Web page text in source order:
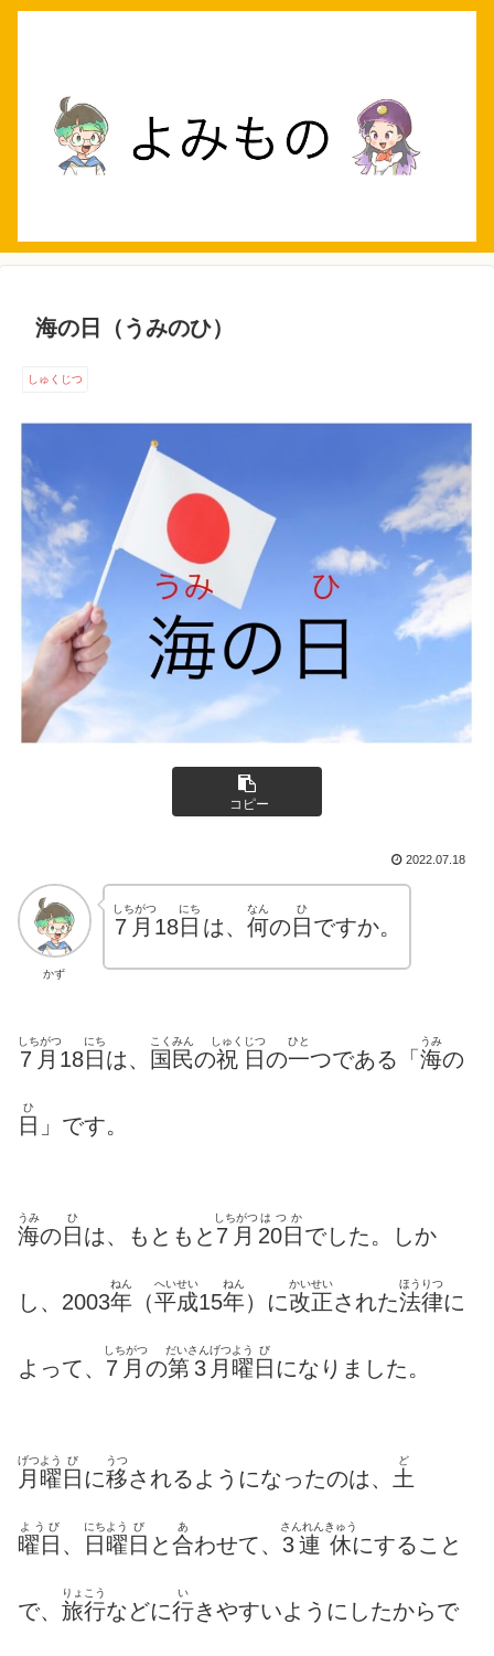
海の日（うみのひ）
しゅくじつ
コピー
2022.07.18
かず
7月
しちがつ
18日
にち
は、 何
なん
の 日
ひ
ですか。
7月
しちがつ
18日
にち
は、 国民
こくみん
の祝
しゅく
日
じつ
の一
ひと
つである「海
うみ
の
日
ひ
」です。
海
うみ
の日
ひ
は、もともと 7月
しちがつ
20日
はつか
でした。しか
し、2003年
ねん
（平成
へいせい
15年
ねん
）に改正
かいせい
された法律
ほうりつ
に
よって、 7月
しちがつ
の第3
だいさん
月曜
げつよう
日
び
になりました。
月曜
げつよう
日
び
に移
うつ
されるようになったのは、 土
ど
曜日
ようび
、 日曜
にちよう
日
び
と合
あ
わせて、 3連
さんれん
休
きゅう
にすること
で、 旅
りょ
行
こう
などに行
い
きやすいようにしたからで